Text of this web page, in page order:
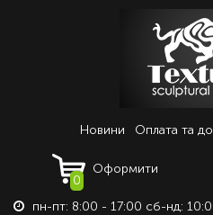
Новини Оплата та
Оформити
0
пн-пт: 8:00 - 17:00 сб-нд: